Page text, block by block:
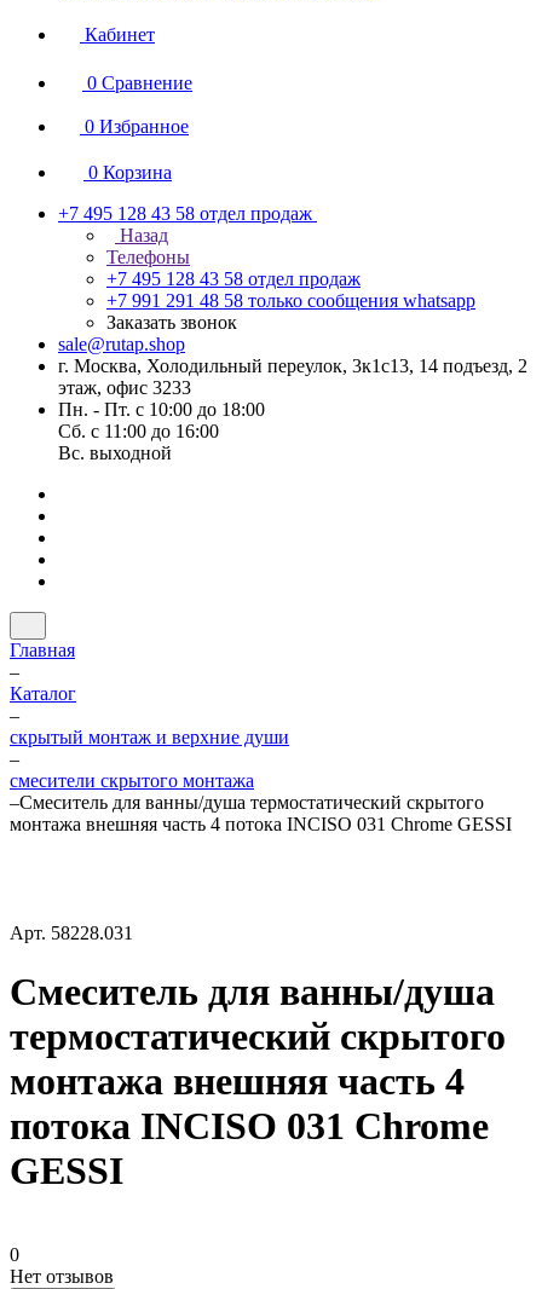
Кабинет
0 Сравнение
0 Избранное
0 Корзина
+7 495 128 43 58 отдел продаж
Назад
Телефоны
+7 495 128 43 58 отдел продаж
+7 991 291 48 58 только сообщения whatsapp
Заказать звонок
sale@rutap.shop
г. Москва, Холодильный переулок, 3к1с13, 14 подъезд, 2
этаж, офис 3233
Пн. - Пт. с 10:00 до 18:00
Сб. с 11:00 до 16:00
Вс. выходной
Главная
–
Каталог
–
скрытый монтаж и верхние души
–
смесители скрытого монтажа
–Смеситель для ванны/душа термостатический скрытого
монтажа внешняя часть 4 потока INCISO 031 Chrome GESSI
Арт. 58228.031
Смеситель для ванны/душа
термостатический скрытого
монтажа внешняя часть 4
потока INCISO 031 Chrome
GESSI
0
Нет отзывов